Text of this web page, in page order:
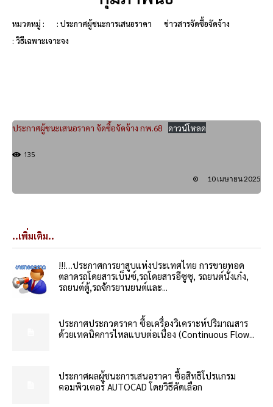
หมวดหมู่ : : ประกาศผู้ชนะการเสนอราคา
ข่าวสารจัดซื้อจัดจ้าง
: วิธีเฉพาะเจาะจง
ประกาศผู้ชนะเสนอราคา จัดซื้อจัดจ้าง กพ.68 ดาวน์โหลด
135
10 เมษายน 2025
..เพิ่มเติม..
!!!…ประกาศการยาสูบแห่งประเทศไทย การขายทอด
ตลาดรถโดยสารเบ็นซ์,รถโดยสารอีซูซุ, รถยนต์นั่งเก๋ง,
รถยนต์ตู้,รถจักรยานยนต์และ...
ประกาศประกวดราคา ซื้อเครื่องวิเคราะห์ปริมาณสาร
ด้วยเทคนิคการไหลแบบต่อเนื่อง (Continuous Flow...
ประกาศผลผู้ชนะการเสนอราคา ซื้อสิทธิโปรแกรม
คอมพิวเตอร์ AUTOCAD โดยวิธีคัดเลือก